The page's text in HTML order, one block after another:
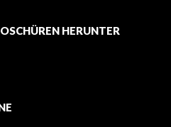
HERUNTER